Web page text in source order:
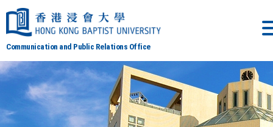
Communication and Public Relations Office